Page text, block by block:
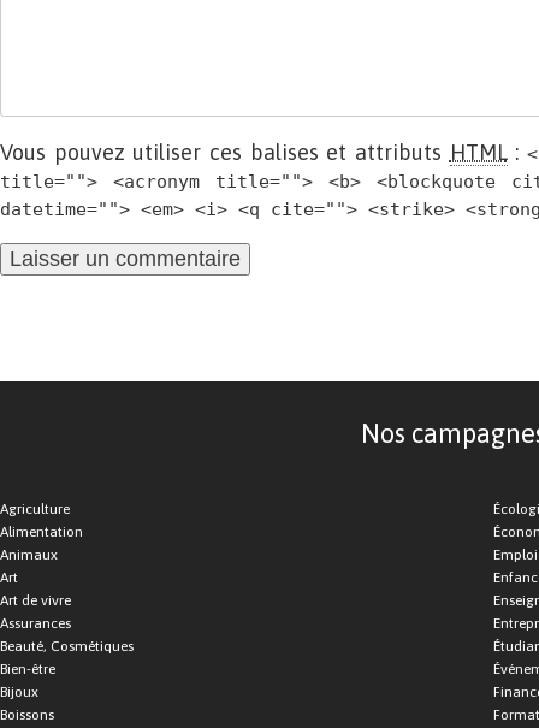
Vous pouvez utiliser ces balises et attributs HTML:
title=""> <acronym title=""> <b> <blockquote
datetime=""> <em> <i> <q cite=""> <strike>
Nos
Agriculture
Alimentation
Animaux
Art
Art de vivre
Assurances
Beauté, Cosmétiques
Bien-être
Bijoux
Boissons
Emploi